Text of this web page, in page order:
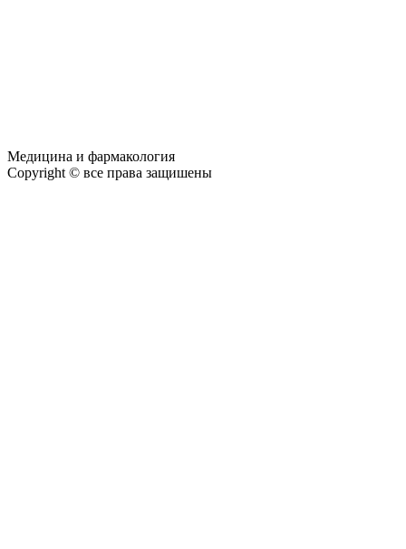
Медицина и фармакология
Copyright © все права защишены